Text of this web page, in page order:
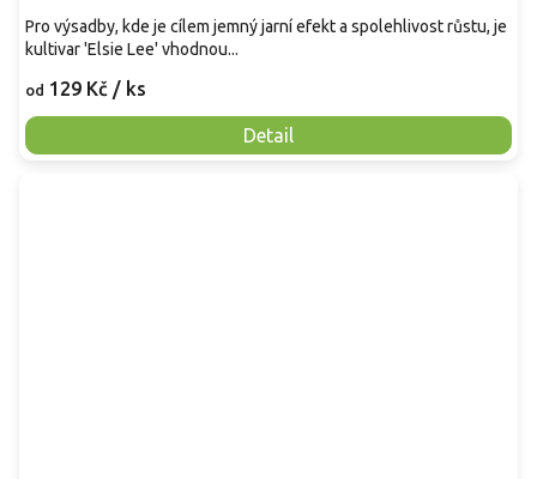
od 129 Kč / ks
Detail
Pro výsadby, kde je cílem jemný jarní efekt a spolehlivost růstu, je
kultivar 'Elsie Lee' vhodnou...